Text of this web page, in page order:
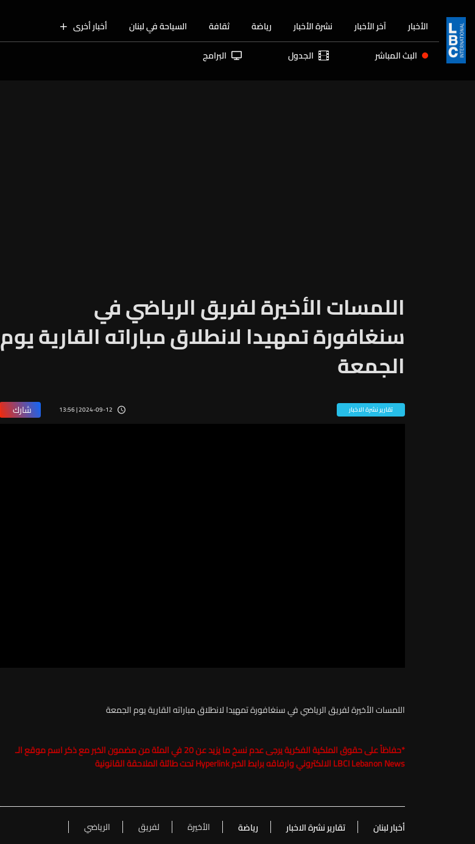
الأخبار آخر الأخبار نشرة الأخبار رياضة ثقافة السياحة في لبنان أخبار أخرى
البث المباشر الجدول البرامج
اللمسات الأخيرة لفريق الرياضي في
سنغافورة تمهيدا لانطلاق مباراته القارية يوم
الجمعة
تقارير نشرة الاخبار 2024-09-12 | 13:56 شارك
اللمسات الأخيرة لفريق الرياضي في سنغافورة تمهيدا لانطلاق مباراته القارية يوم الجمعة
*
حفاظاً على حقوق الملكية الفكرية يرجى عدم نسخ ما يزيد عن 20 في المئة من مضمون الخبر مع ذكر اسم موقع الـ
LBCI Lebanon News الالكتروني وارفاقه برابط الخبر Hyperlink تحت طائلة الملاحقة القانونية
أخبار لبنان تقارير نشرة الاخبار رياضة الأخيرة لفريق
الرياضي